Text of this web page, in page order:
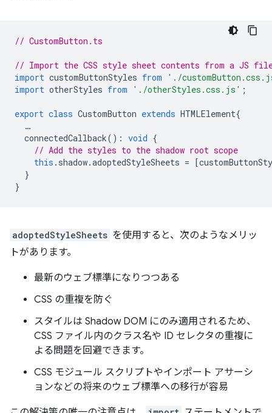
// CustomButton.ts
// Import the CSS style sheet contents from a JS file
import customButtonStyles from
'./
import otherStyles from './otherStyles.css.js' ;
export class CustomButton extends HTMLElement{
…
connectedCallback() : void {
// Add the styles to the shadow root scope
this . shadow.adoptedStyleSheets = [
}
}
adoptedStyleSheets を使用すると、次のようなメリッ
トがあります。
最新のウェブ標準になりつつある
CSS の重複を防ぐ
スタイルは Shadow DOM にのみ適用されるため、
CSS ファイル内のクラス名や ID セレクタの重複に
よる問題を回避できます。
CSS モジュール スクリプトやインポート アサーシ
ョンなどの将来のウェブ標準への移行が容易